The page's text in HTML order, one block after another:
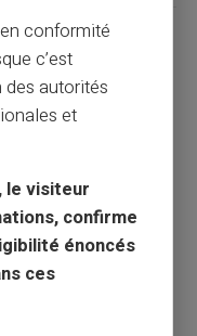
ce que c'est
conformité
c’est
autorités
et
le visiteur
confirme
énoncés
ces